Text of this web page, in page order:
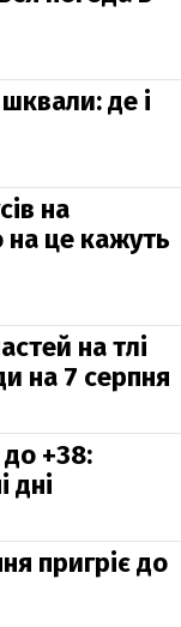
де і
на
це кажуть
на тлі
на 7 серпня
до +38:
дні
пригріє до